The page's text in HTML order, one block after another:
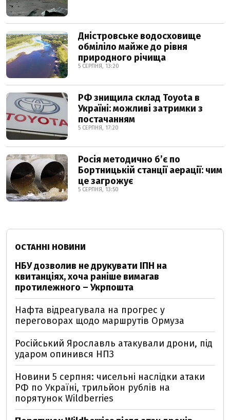
Дністровське водосховище
обміліло майже до рівня
природного річища
5 СЕРПНЯ, 13:20
РФ знищила склад Toyota в
Україні: можливі затримки з
постачанням
5 СЕРПНЯ, 17:20
Росія методично б’є по
Бортницькій станції аерації: чим
це загрожує
5 СЕРПНЯ, 13:50
ОСТАННІ НОВИНИ
НБУ дозволив не друкувати ІПН на
квитанціях, хоча раніше вимагав
протилежного – Укрпошта
Нафта відреагувала на прогрес у
переговорах щодо маршрутів Ормуза
Російський Ярославль атакували дрони, під
ударом опинився НПЗ
Новини 5 серпня: чисельні наслідки атаки
РФ по Україні, трильйон рублів на
порятунок Wildberries